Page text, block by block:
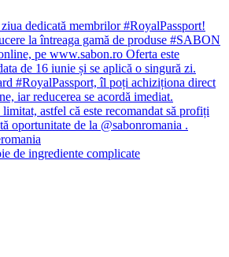
de ingrediente complicate